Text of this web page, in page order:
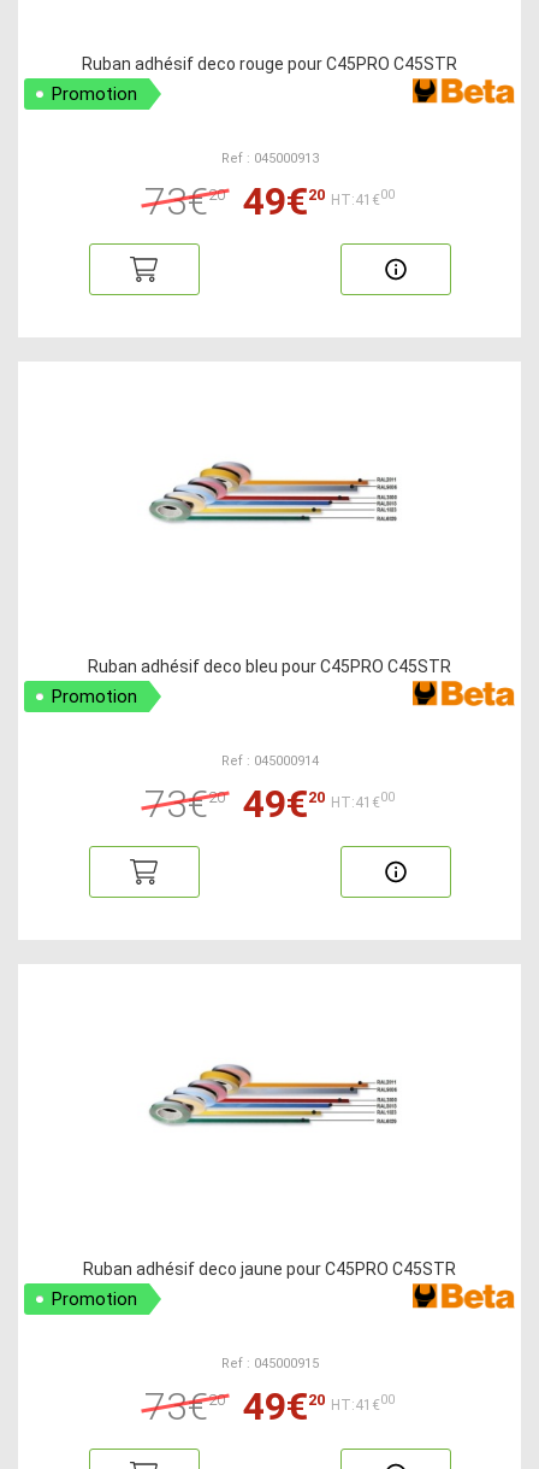
Ruban adhésif deco rouge pour C45PRO C45STR
Promotion
Ref : 045000913
73€20 49€20 HT:41€00
Ruban adhésif deco bleu pour C45PRO C45STR
Promotion
Ref : 045000914
73€20 49€20 HT:41€00
Ruban adhésif deco jaune pour C45PRO C45STR
Promotion
Ref : 045000915
73€20 49€20 HT:41€00